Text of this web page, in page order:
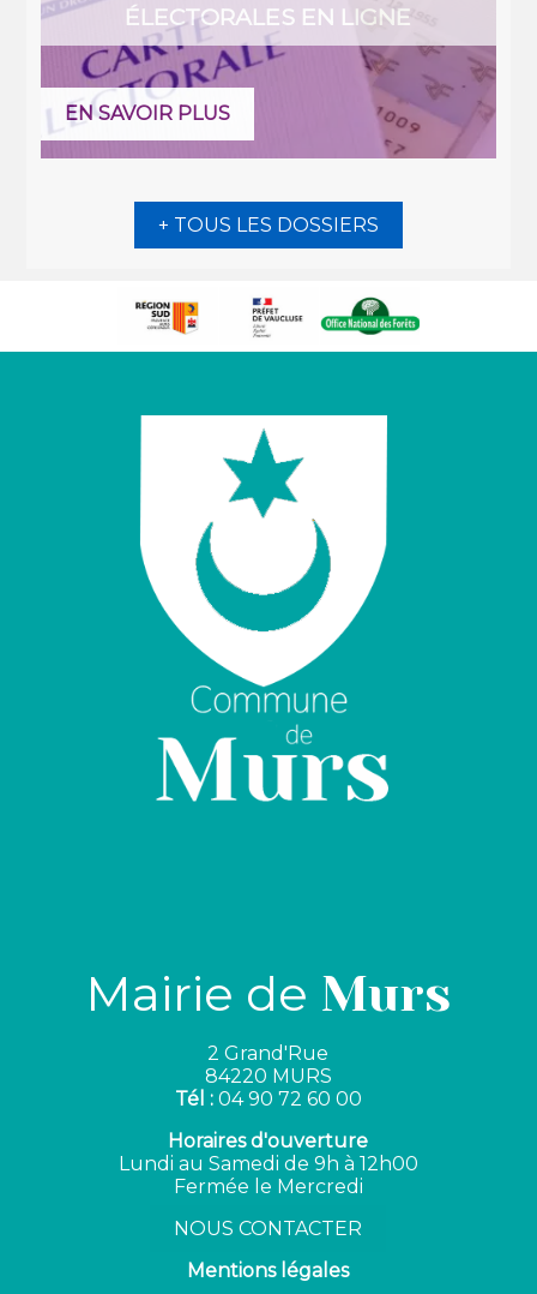
ÉLECTORALES EN LIGNE
+ TOUS LES DOSSIERS
Mairie de Murs
2 Grand'Rue
84220 MURS
Tél :04 90 72 60 00
Horaires d'ouverture
Lundi au Samedi de 9h à 12h00
Fermée le Mercredi
NOUS CONTACTER
Mentions légales